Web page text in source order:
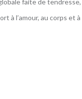
faite de
à l’amour, au corps et à